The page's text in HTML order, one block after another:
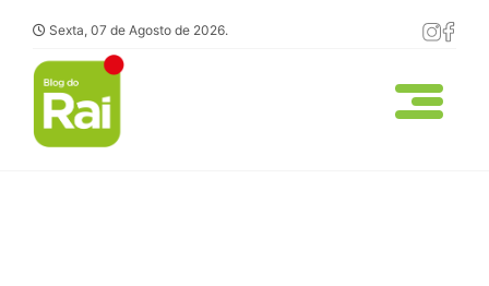
Sexta, 07 de Agosto de 2026.